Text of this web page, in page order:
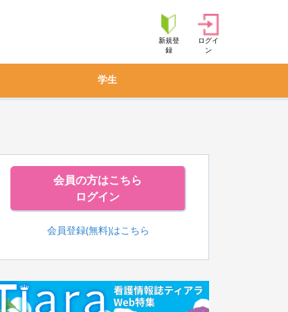
新規登
録
ログイ
ン
学生
会員の方はこちら
ログイン
会員登録(無料)はこちら